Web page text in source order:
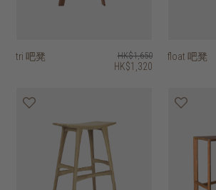
tri 吧凳 HK$1,650
HK$1,320
float 吧凳